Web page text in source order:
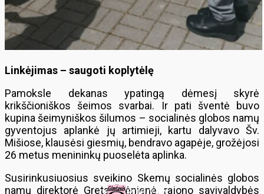
Linkėjimas – saugoti koplytėlę
Pamoksle dekanas ypatingą dėmesį skyrė
krikščioniškos šeimos svarbai. Ir pati šventė buvo
kupina šeimyniškos šilumos – socialinės globos namų
gyventojus aplankė jų artimieji, kartu dalyvavo Šv.
Mišiose, klausėsi giesmių, bendravo agapėje, grožėjosi
26 metus menininkų puoselėta aplinka.
Susirinkusiuosius sveikino Skemų socialinės globos
namų direktorė Greta Žilėnienė, rajono savivaldybės